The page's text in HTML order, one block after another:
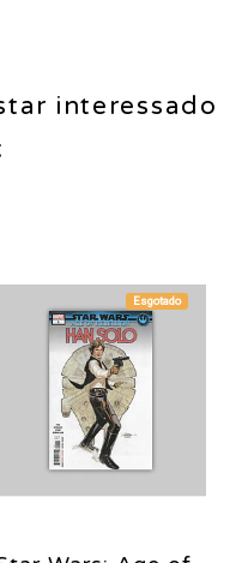
interessado
Esgotado